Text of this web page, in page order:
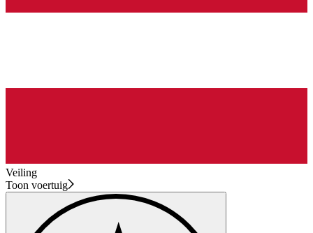
Veiling
Toon voertuig